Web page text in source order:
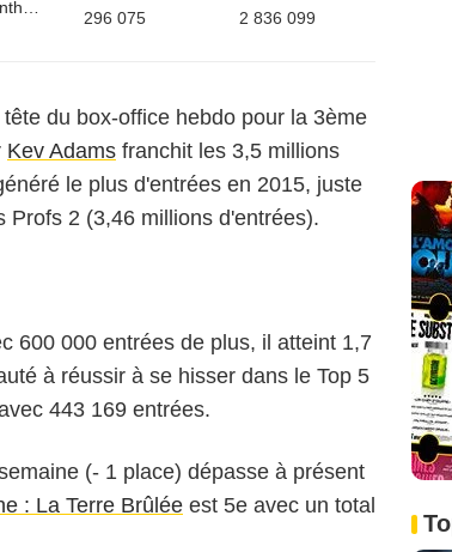
296 075 2 836 099
tête du box-office hebdo pour la 3ème
Kev Adams franchit les 3,5 millions
le plus d'entrées en 2015, juste
Profs 2 (3,46 millions d'entrées).
600 000 entrées de plus, il atteint 1,7
à réussir à se hisser dans le Top 5
443 169 entrées.
(- 1 place) dépasse à présent
: La Terre Brûlée est 5e avec un total